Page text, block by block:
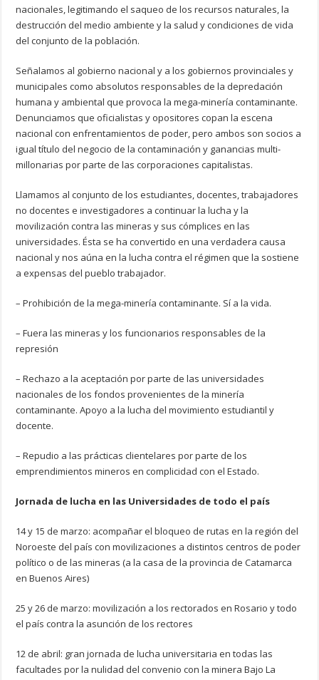
nacionales, legitimando el saqueo de los recursos naturales, la
destrucción del medio ambiente y la salud y condiciones de vida
del conjunto de la población.
Señalamos al gobierno nacional y a los gobiernos provinciales y
municipales como absolutos responsables de la depredación
humana y ambiental que provoca la mega-minería contaminante.
Denunciamos que oficialistas y opositores copan la escena
nacional con enfrentamientos de poder, pero ambos son socios a
igual título del negocio de la contaminación y ganancias multi-
millonarias por parte de las corporaciones capitalistas.
Llamamos al conjunto de los estudiantes, docentes, trabajadores
no docentes e investigadores a continuar la lucha y la
movilización contra las mineras y sus cómplices en las
universidades. Ésta se ha convertido en una verdadera causa
nacional y nos aúna en la lucha contra el régimen que la sostiene
a expensas del pueblo trabajador.
– Prohibición de la mega-minería contaminante. Sí a la vida.
– Fuera las mineras y los funcionarios responsables de la
represión
– Rechazo a la aceptación por parte de las universidades
nacionales de los fondos provenientes de la minería
contaminante. Apoyo a la lucha del movimiento estudiantil y
docente.
– Repudio a las prácticas clientelares por parte de los
emprendimientos mineros en complicidad con el Estado.
Jornada de lucha en las Universidades de todo el país
14 y 15 de marzo: acompañar el bloqueo de rutas en la región del
Noroeste del país con movilizaciones a distintos centros de poder
político o de las mineras (a la casa de la provincia de Catamarca
en Buenos Aires)
25 y 26 de marzo: movilización a los rectorados en Rosario y todo
el país contra la asunción de los rectores
12 de abril: gran jornada de lucha universitaria en todas las
facultades por la nulidad del convenio con la minera Bajo La